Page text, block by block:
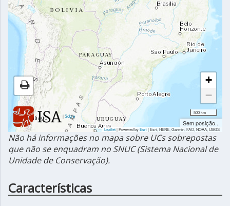
|Sobre
+
−
500 km
Sem posição...
Leaflet| Powered byEsri|Esri, HERE, Garmin, FAO, NOAA, USGS
Não há informações no mapa sobre UCs sobrepostas
que não se enquadram no SNUC (Sistema Nacional de
Unidade de Conservação).
Características